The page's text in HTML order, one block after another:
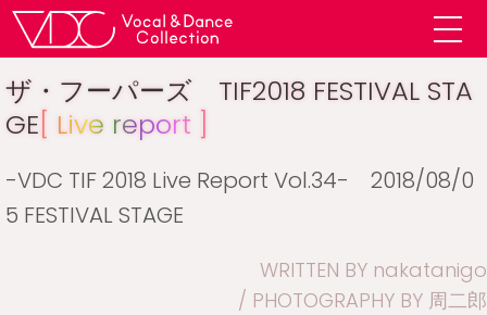
ザ・フーパーズ TIF2018 FESTIVAL STA
GE[ Live report ]
-VDC TIF 2018 Live Report Vol.34- 2018/08/0
5 FESTIVAL STAGE
WRITTEN BY nakatanigo
PHOTOGRAPHY BY 周二郎